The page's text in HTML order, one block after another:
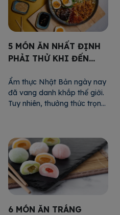
nhóm khách hàng làm 2 […]
5 MÓN ĂN NHẤT ĐỊNH
PHẢI THỬ KHI ĐẾN
Ẩm thực Nhật Bản ngày nay
đã vang danh khắp thế giới.
Tuy nhiên, thưởng thức trọn
đời sẽ là một trải nghiệm thú
vị hơn cả. Hãy cùng
24HVISA điểm qua 5 món ăn
nhất định phải thử khi đến
Nhật […]
6 MÓN ĂN TRÁNG